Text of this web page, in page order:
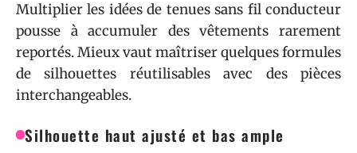
Multiplier les idées de tenues sans fil conducteur
pousse à accumuler des vêtements rarement
reportés. Mieux vaut maîtriser quelques formules
de silhouettes réutilisables avec des pièces
interchangeables.
Silhouette haut ajusté et bas ample